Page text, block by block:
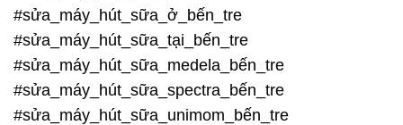
#sửa_máy_hút_sữa_ở_bến_tre
#sửa_máy_hút_sữa_tại_bến_tre
#sửa_máy_hút_sữa_medela_bến_tre
#sửa_máy_hút_sữa_spectra_bến_tre
#sửa_máy_hút_sữa_unimom_bến_tre